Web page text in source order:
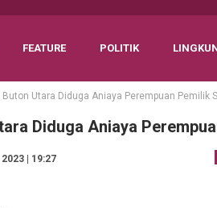
FEATURE POLITIK
Buton Utara Diduga Aniaya Perempuan Pemilik
Diduga Aniaya
2023 | 19:27